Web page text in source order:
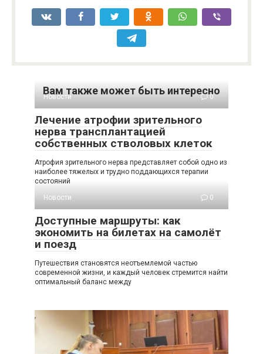
Вам также может быть интересно
Новости 0
Лечение атрофии зрительного
нерва трансплантацией
собственных стволовых клеток
Атрофия зрительного нерва представляет собой одно из
наиболее тяжелых и трудно поддающихся терапии
состояний
Новости
0
Доступные маршруты: как
экономить на билетах на самолёт
и поезд
Путешествия становятся неотъемлемой частью
современной жизни, и каждый человек стремится найти
оптимальный баланс между